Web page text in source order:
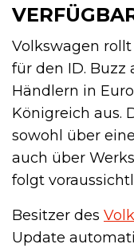
Volkswagen
für den ID. Buzz
Händlern in
Königreich aus.
sowohl über
auch über
folgt
Besitzer des
Update